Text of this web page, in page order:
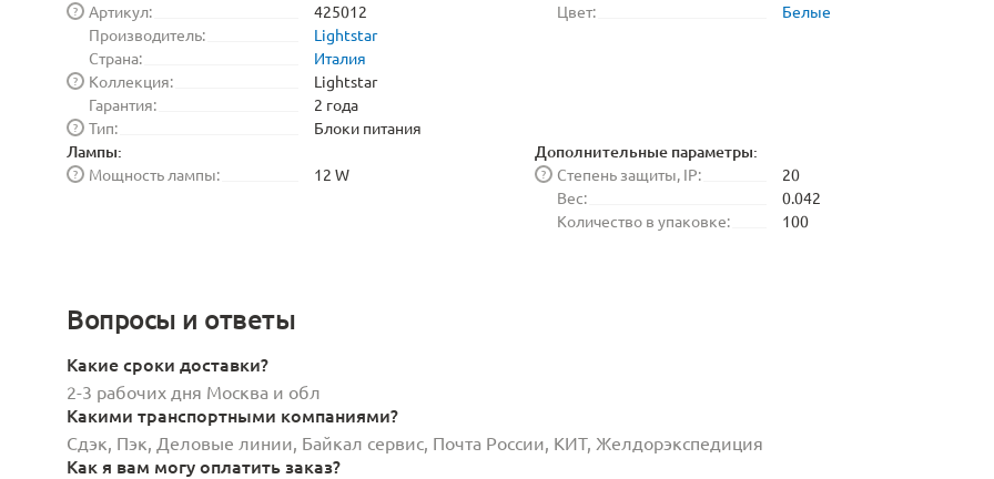
Артикул:
?
425012
Производитель:
Lightstar
Страна:
Италия
Коллекция:
?
Lightstar
Гарантия:
2 года
Тип:
? Блоки питания
Цвет: Белые
Лампы:
Мощность лампы:
? 12 W
Дополнительные параметры:
Степень защиты, IP:
?
20
Вес:
0.042
Количество в упаковке:
100
Вопросы и ответы
Какие сроки доставки?
2-3 рабочих дня Москва и обл
Какими транспортными компаниями?
Сдэк, Пэк, Деловые линии, Байкал сервис, Почта России, КИТ, Желдорэкспедиция
Как я вам могу оплатить заказ?